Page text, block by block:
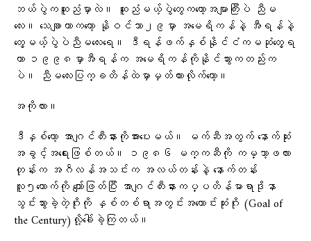
ဘယ်ပွဲကဆူညံမှာလဲ။ ဆူညံမယ့်ပွဲတွေကတော့အမျာကြီးပဲ ညီမ
လေး။ သေချာတာကတော့ နိုဝင်ဘာ၂၉မှာ အမေရိကန်နဲ့ အီရန်နဲ့
တွေ့မယ့်ပွဲပဲညီမလေးရေ။ ဒီရန်ဖက်နှစ်နိုင်ငံကမဆုံတွေ့ရ
တာ ၁၉၉၈မှာအီရန်က အမေရိကန်ကိုနိုင်သွားကတည်းက
ပဲ။ ညီမလေးပြက္ခတိန်ထဲမှာမှတ်ထားလိုက်တော့။
အကိုလား။
ဒီနှစ်တော့ အာဂျင်တီးနားကိုအားပေးမယ်။ မက်ဆီအတွက် နောက်ဆုံး
အခွင့်အရေးဖြစ်တယ်။ ၁၉၈၆ မက္ကဆီကို ကမ္ဘာ့ဖလား
တုန်းက အဂႅလန်အသင်းက အလယ်တန်းနဲ့ နောက်တန်း
လူ၅ယောက်ကို ကျော်ဖြတ်ပြီး အာဂျင်တီးနားကပ္ပတိန်မာရာဒိုနာ
သွင်းသွားခဲ့တဲ့ဂိုးကို နှစ်တစ်ရာအတွင်းအကောင်းဆုံးဂိုး (Goal of
the Century)လို့ခေါ်ခဲ့ကြတယ်။